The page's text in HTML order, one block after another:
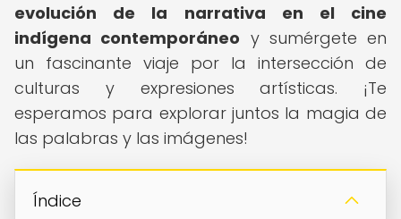
evolución de la narrativa en el cine
indígena contemporáneo y sumérgete en
un fascinante viaje por la intersección de
culturas y expresiones artísticas. ¡Te
esperamos para explorar juntos la magia de
las palabras y las imágenes!
Índice